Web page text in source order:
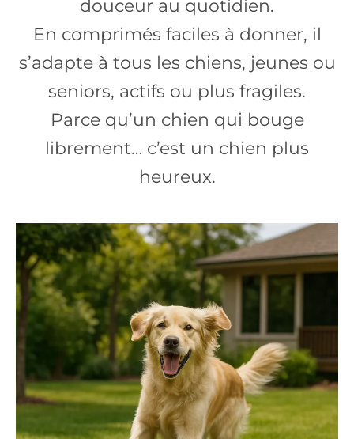
douceur au quotidien.
En comprimés faciles à donner, il
s’adapte à tous les chiens, jeunes ou
seniors, actifs ou plus fragiles.
Parce qu’un chien qui bouge
librement… c’est un chien plus
heureux.